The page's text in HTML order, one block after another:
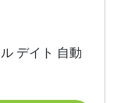
デイト 自動